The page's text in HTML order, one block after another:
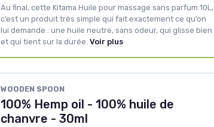
Au final, cette Kitama Huile pour massage sans parfum 10L,
c’est un produit très simple qui fait exactement ce qu’on
lui demande : une huile neutre, sans odeur, qui glisse bien
et qui tient sur la durée. Voir plus
WOODEN SPOON
100% Hemp oil - 100% huile de
chanvre - 30ml